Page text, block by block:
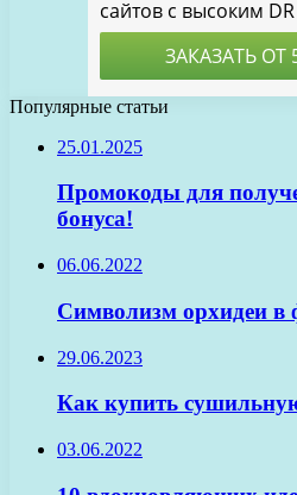
Популярные статьи
25.01.2025
Промокоды для
бонуса!
06.06.2022
Символизм орхидеи в
29.06.2023
Как купить
03.06.2022